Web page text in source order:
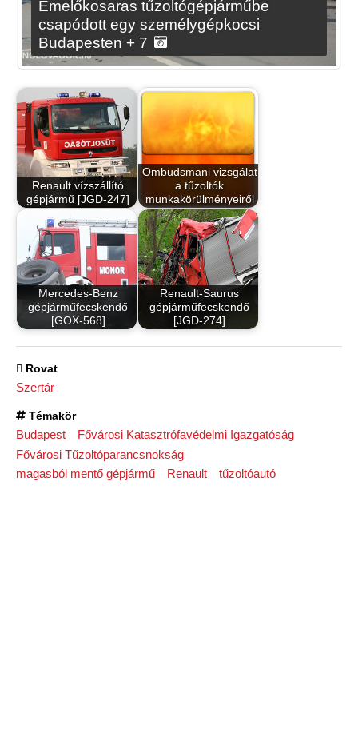
Emelőkosaras tűzoltógépjárműbe
csapódott egy személygépkocsi
Budapesten + 7
Renault vízszállító
gépjármű [JGD-247]
Ombudsmani vizsgálat
a tűzoltók
munkakörülményeiről
Mercedes-Benz
gépjárműfecskendő
[GOX-568]
Renault-Saurus
gépjárműfecskendő
[JGD-274]
Rovat
Szertár
Témakör
Budapest
Fővárosi Katasztrófavédelmi Igazgatóság
Fővárosi Tűzoltóparancsnokság
magasból mentő gépjármű
Renault tűzoltóautó